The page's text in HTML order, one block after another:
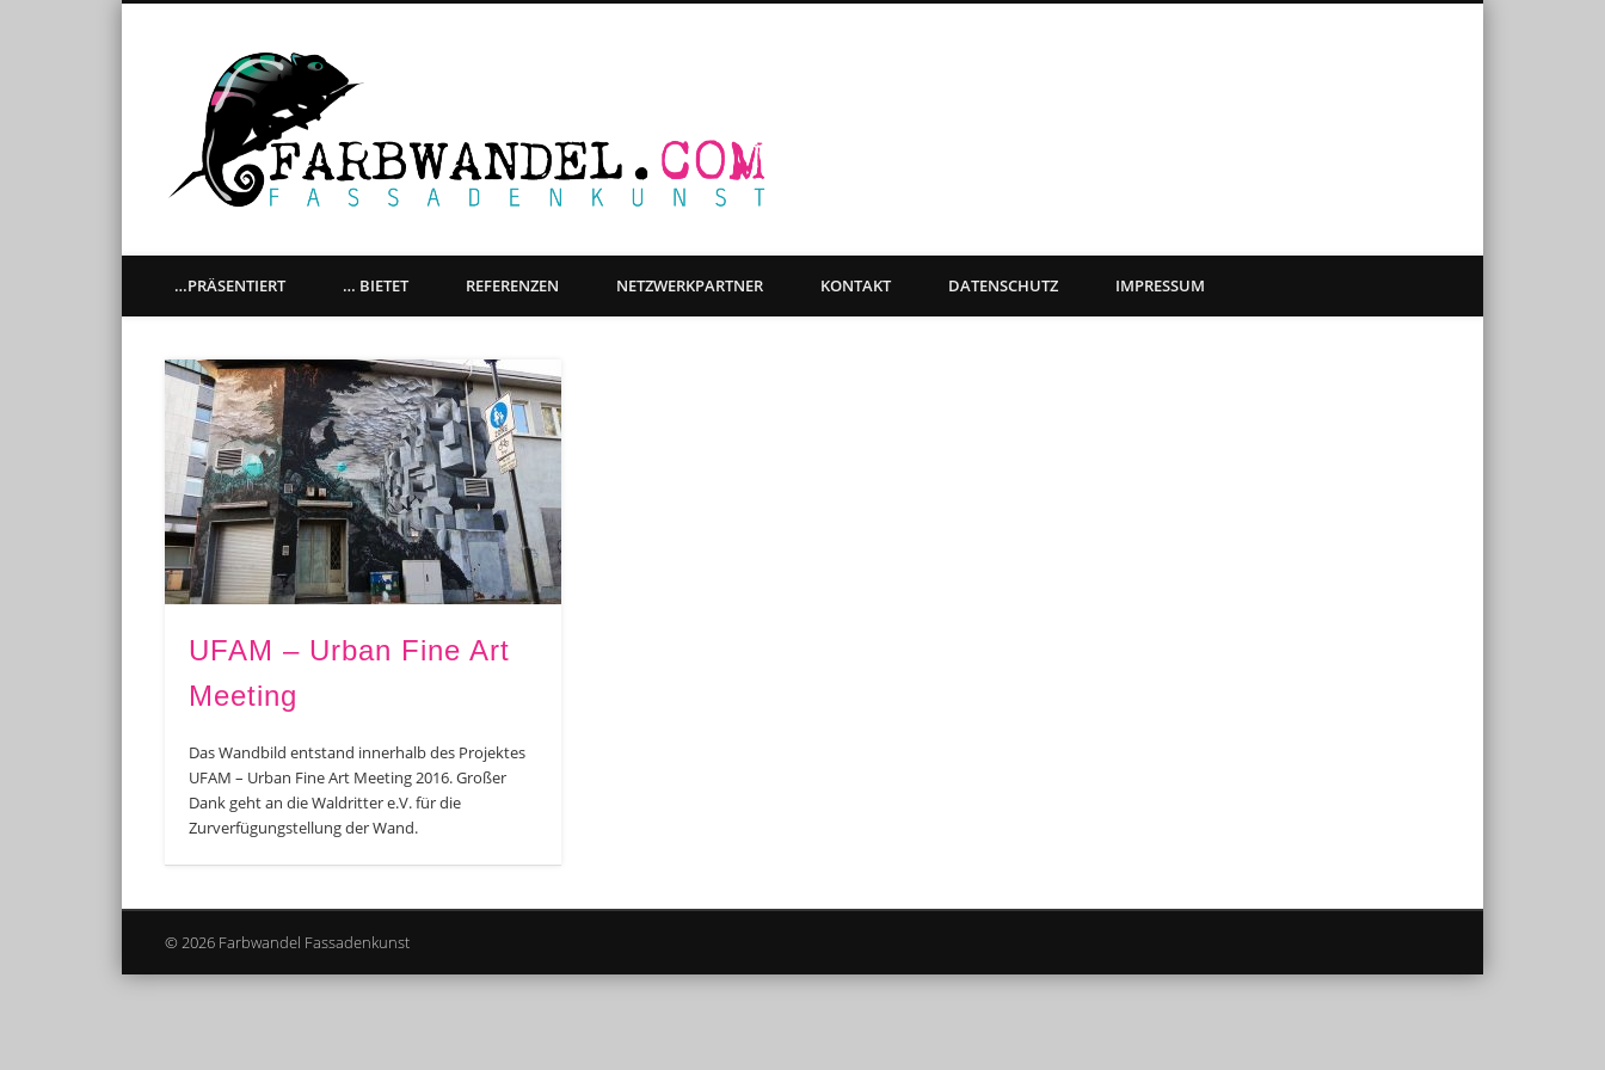
künstlerische Gestaltung aller Oberflächen, Graffitiaufträge Objektgestaltung, Beschriftung & Grafikdesign
…PRÄSENTIERT … BIETET REFERENZEN NETZWERKPARTNER KONTAKT DATENSCHUTZ IMPRESSUM
UFAM – Urban Fine Art
Meeting
Das Wandbild entstand innerhalb des Projektes
UFAM – Urban Fine Art Meeting 2016. Großer
Dank geht an die Waldritter e.V. für die
Zurverfügungstellung der Wand.
© 2026 Farbwandel Fassadenkunst